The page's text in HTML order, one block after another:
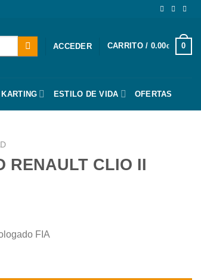
ACCEDER CARRITO / 0.00€ 0
KARTING ESTILO DE VIDA OFERTAS
RENAULT CLIO II
FIA